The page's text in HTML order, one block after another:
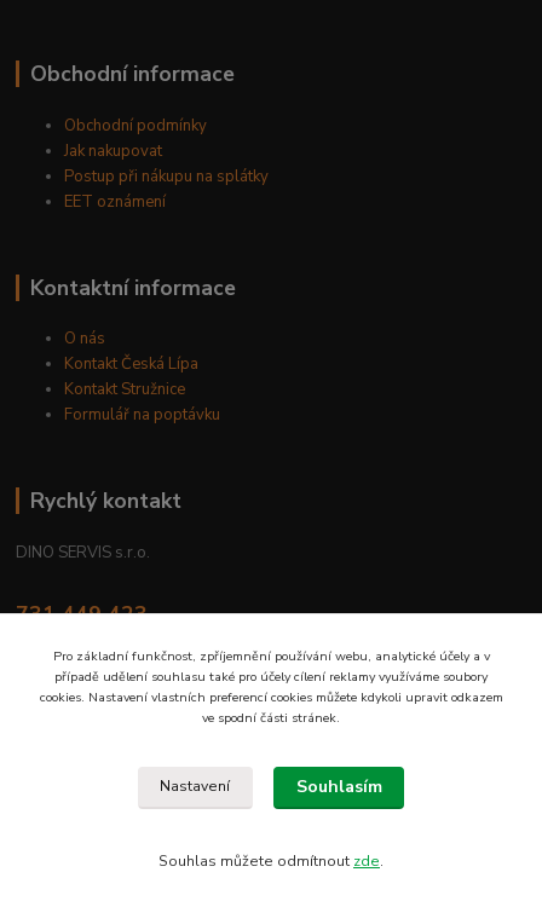
Obchodní informace
Obchodní podmínky
Jak nakupovat
Postup při nákupu na splátky
EET oznámení
Kontaktní informace
O nás
Kontakt Česká Lípa
Kontakt Stružnice
Formulář na poptávku
Rychlý kontakt
DINO SERVIS s.r.o.
731 449 423
prodejna@dinoservis.cz
Proč nakupovat u nás? Jsme na trhu již od roku 1990.
Pro základní funkčnost, zpříjemnění používání webu, analytické účely a v
případě udělení souhlasu také pro účely cílení reklamy využíváme soubory
cookies. Nastavení vlastních preferencí cookies můžete kdykoli upravit odkazem
ve spodní části stránek.
Nastavení Souhlasím
Souhlas můžete odmítnout zde.